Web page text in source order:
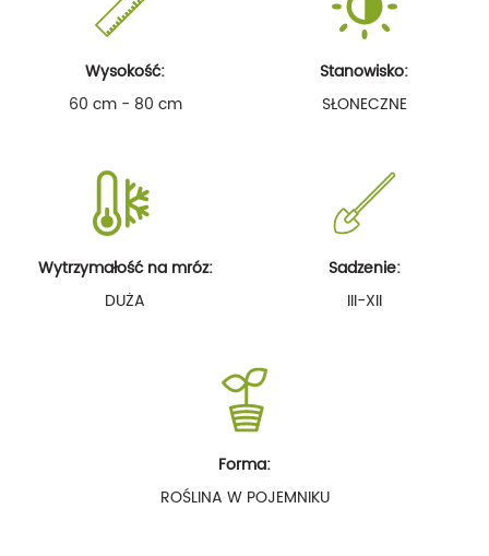
Wysokość:
60 cm - 80 cm
Stanowisko:
SŁONECZNE
Wytrzymałość na mróz:
DUŻA
Sadzenie:
III-XII
Forma:
ROŚLINA W POJEMNIKU